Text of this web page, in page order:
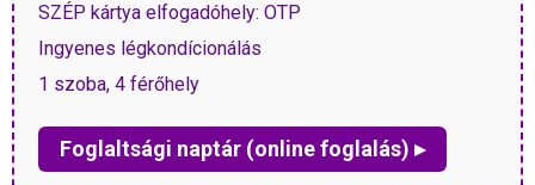
SZÉP kártya elfogadóhely: OTP
Ingyenes légkondícionálás
1 szoba, 4 férőhely
Foglaltsági naptár (online foglalás) ▸